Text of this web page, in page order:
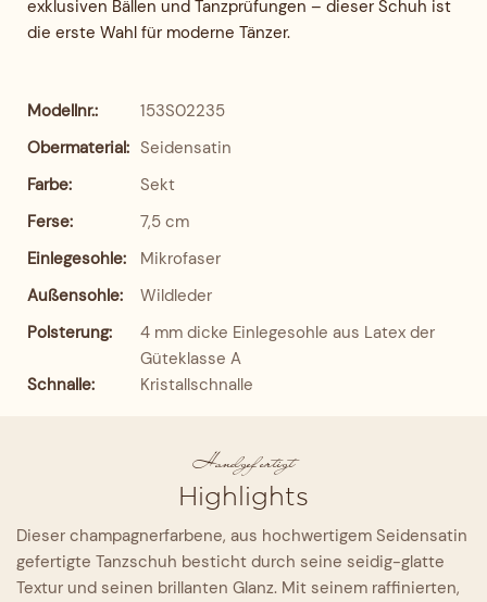
exklusiven Bällen und Tanzprüfungen – dieser Schuh ist
die erste Wahl für moderne Tänzer.
Modellnr.:
153S02235
Obermaterial: Seidensatin
Farbe:
Sekt
Ferse:
7,5 cm
Einlegesohle:
Mikrofaser
Außensohle:
Wildleder
Polsterung:
4 mm dicke Einlegesohle aus Latex der
Güteklasse A
Schnalle:
Kristallschnalle
Handgefertigt
Highlights
Dieser champagnerfarbene, aus hochwertigem Seidensatin
gefertigte Tanzschuh besticht durch seine seidig-glatte
Textur und seinen brillanten Glanz. Mit seinem raffinierten,